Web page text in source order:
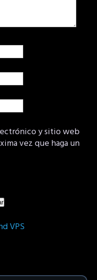
y sitio web
vez que haga un